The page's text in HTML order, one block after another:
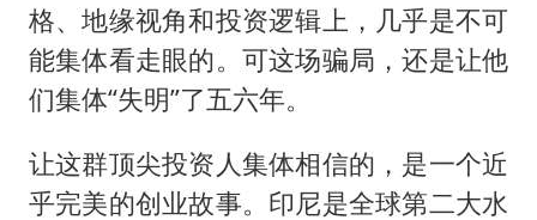
格、地缘视角和投资逻辑上，几乎是不可
能集体看走眼的。可这场骗局，还是让他
们集体“失明”了五六年。
让这群顶尖投资人集体相信的，是一个近
乎完美的创业故事。印尼是全球第二大水